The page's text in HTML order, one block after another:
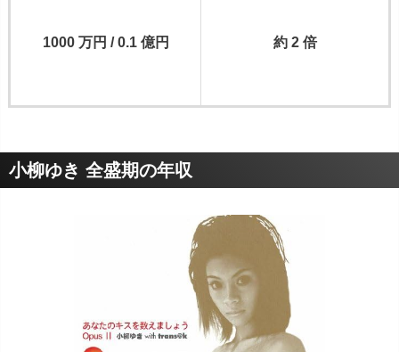
1000 万円 / 0.1 億円 約 2 倍
小柳ゆき 全盛期の年収